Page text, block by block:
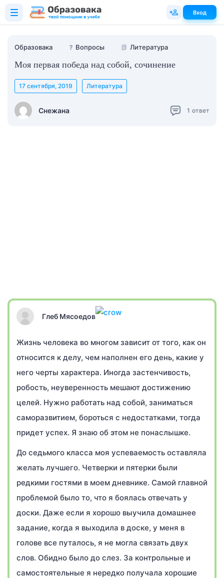
Образовака ❓ Вопросы 📗 Литература
Моя первая победа над собой, сочинение
Снежана
17 сентября, 2019 Литература
1 ответ
Глеб Мясоедов
Жизнь человека во многом зависит от того, как он
относится к делу, чем наполнен его день, какие у
него черты характера. Иногда застенчивость,
робость, неуверенность мешают достижению
целей. Нужно работать над собой, заниматься
саморазвитием, бороться с недостатками, тогда
придет успех. Я знаю об этом не понаслышке.
До седьмого класса моя успеваемость оставляла
желать лучшего. Четверки и пятерки были
редкими гостями в моем дневнике. Самой главной
проблемой было то, что я боялась отвечать у
доски. Даже если я хорошо выучила домашнее
задание, когда я выходила в доске, у меня в
голове все путалось, я не могла связать двух
слов. Обидно было до слез. За контрольные и
самостоятельные я нередко получала хорошие
Вход